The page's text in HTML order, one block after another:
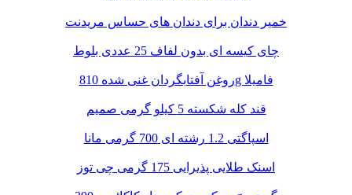
خمیر دندان برای دندان های حساس مریدنت
چای کیسه ای بدون لفاف 25 عددی بلوط
روغن آفتابگردان غنی شده 810g فامیلا
قند کله شکسته 5 کیلو گرمی صمیم
اسپاگتی 1.2 رشته ای 700 گرمی مانا
اسنک طلایی پذیرایی 175 گرمی چی توز